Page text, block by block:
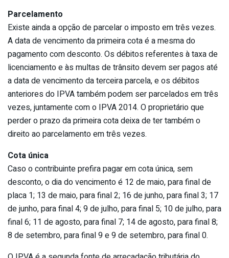
Parcelamento
Existe ainda a opção de parcelar o imposto em três vezes.
A data de vencimento da primeira cota é a mesma do
pagamento com desconto. Os débitos referentes à taxa de
licenciamento e às multas de trânsito devem ser pagos até
a data de vencimento da terceira parcela, e os débitos
anteriores do IPVA também podem ser parcelados em três
vezes, juntamente com o IPVA 2014. O proprietário que
perder o prazo da primeira cota deixa de ter também o
direito ao parcelamento em três vezes.
Cota única
Caso o contribuinte prefira pagar em cota única, sem
desconto, o dia do vencimento é 12 de maio, para final de
placa 1; 13 de maio, para final 2; 16 de junho, para final 3; 17
de junho, para final 4; 9 de julho, para final 5; 10 de julho, para
final 6; 11 de agosto, para final 7; 14 de agosto, para final 8;
8 de setembro, para final 9 e 9 de setembro, para final 0.